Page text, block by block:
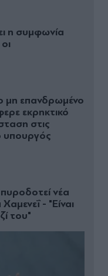
η συμφωνία
μη επανδρωμένο
εκρηκτικό
στις
υπουργός
νέα
- "Είναι
του"